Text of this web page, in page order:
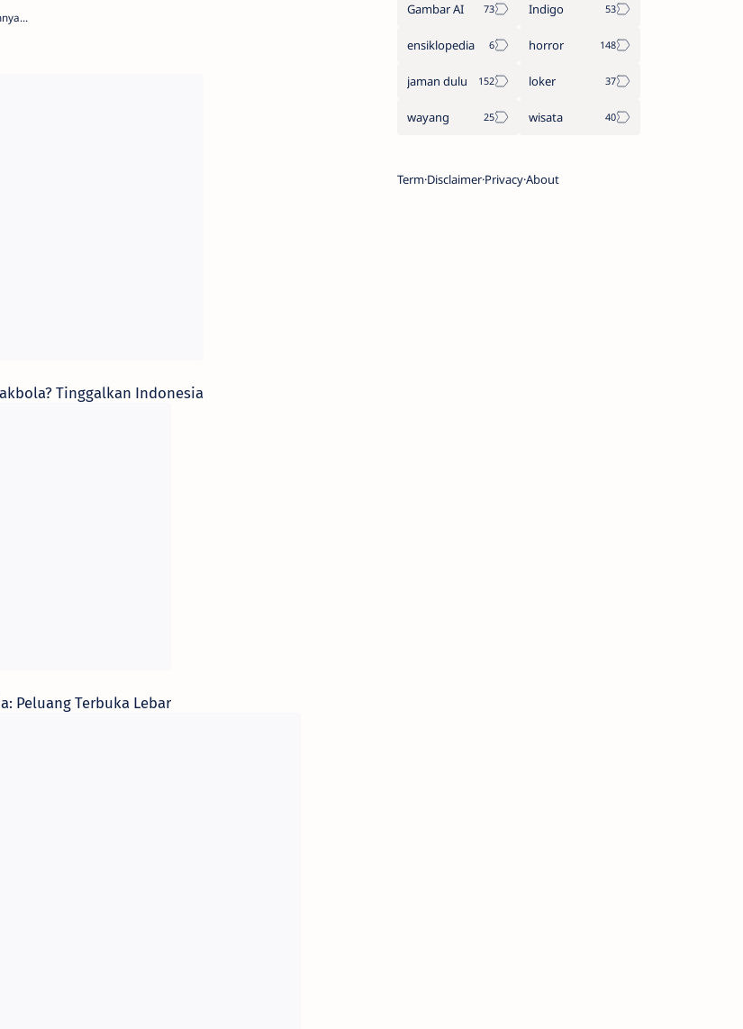
Tinggalkan Indonesia
Peluang Terbuka Lebar
Gambar AI Indigo
ensiklopedia horror
jaman dulu loker
wayang wisata
TermDisclaimerPrivacyAbout